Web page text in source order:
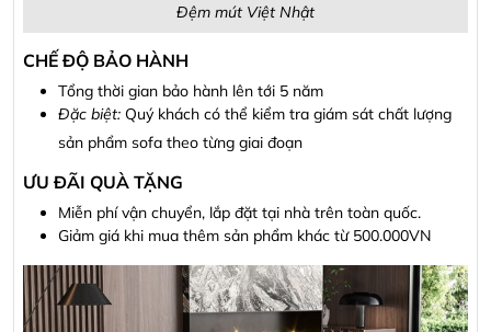
Đệm mút Việt Nhật
CHẾ ĐỘ BẢO HÀNH
Tổng thời gian bảo hành lên tới 5 năm
Đặc biệt: Quý khách có thể kiểm tra giám sát chất lượng
sản phẩm sofa theo từng giai đoạn
ƯU ĐÃI QUÀ TẶNG
Miễn phí vận chuyển, lắp đặt tại nhà trên toàn quốc.
Giảm giá khi mua thêm sản phẩm khác từ 500.000VN